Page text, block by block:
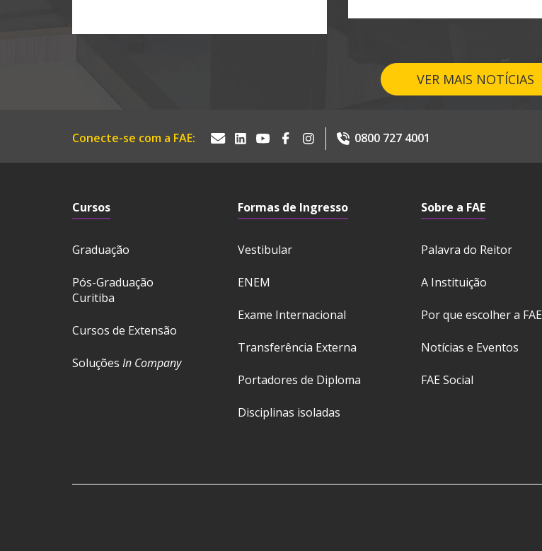
VER MAIS NOTÍCIAS
Conecte-se com a FAE: 0800 727 4001
Cursos
Graduação
Pós-Graduação
Curitiba
Cursos de Extensão
Soluções In Company
Formas de Ingresso
Vestibular
ENEM
Exame Internacional
Transferência Externa
Portadores de Diploma
Disciplinas isoladas
Sobre a FAE
Palavra do Reitor
A Instituição
Por que escolher a FAE
Notícias e Eventos
FAE Social